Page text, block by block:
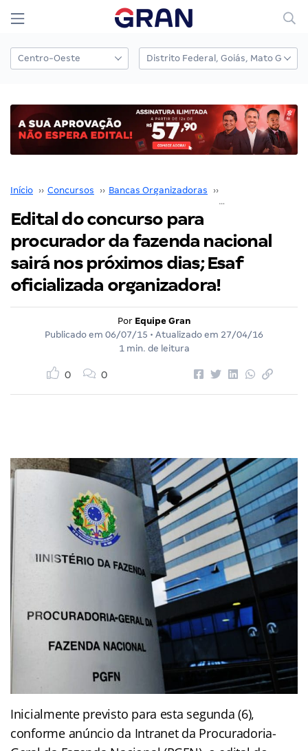
Início ›› Concursos ›› Bancas Organizadoras ››
Edital do concurso para
procurador da fazenda nacional
sairá nos próximos dias; Esaf
oficializada organizadora!
Por Equipe Gran
Publicado em 06/07/15 • Atualizado em 27/04/16
1 min. de leitura
0 0
Inicialmente previsto para esta segunda (6),
conforme anúncio da Intranet da Procuradoria-